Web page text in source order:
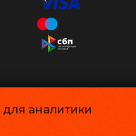
аналитики